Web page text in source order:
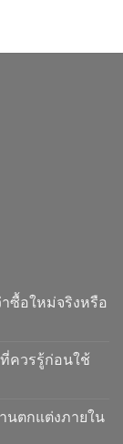
ซื้อใหม่จริงหรือ
ควรรู้ก่อนใช้
นตกแต่งภายใน